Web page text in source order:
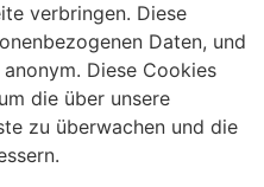
verbringen. Diese
Daten, und
Diese Cookies
die über unsere
zu überwachen und die